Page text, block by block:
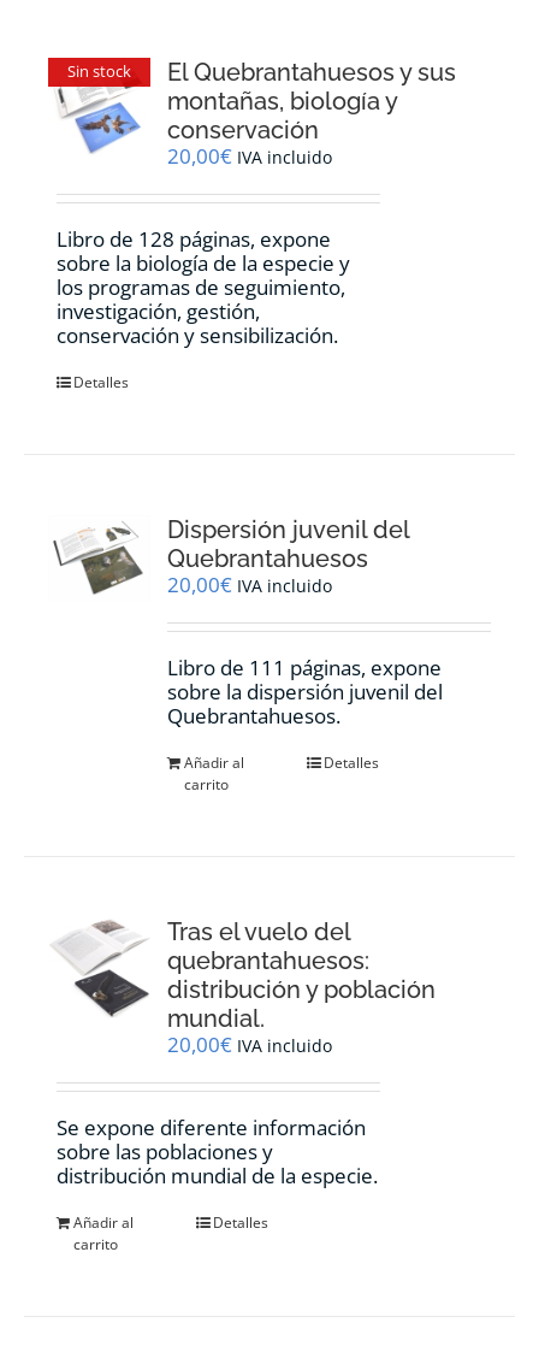
Sin stock
El Quebrantahuesos y sus
montañas, biología y
conservación
20,00€ IVA incluido
Libro de 128 páginas, expone
sobre la biología de la especie y
los programas de seguimiento,
investigación, gestión,
conservación y sensibilización.
Detalles
Dispersión juvenil del
Quebrantahuesos
20,00€ IVA incluido
Libro de 111 páginas, expone
sobre la dispersión juvenil del
Quebrantahuesos.
Añadir al
carrito
Detalles
Tras el vuelo del
quebrantahuesos:
distribución y población
mundial.
20,00€ IVA incluido
Se expone diferente información
sobre las poblaciones y
distribución mundial de la especie.
Añadir al
carrito
Detalles